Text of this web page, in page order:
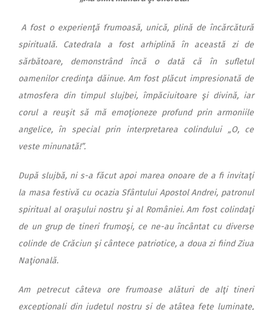
A fost o experienţă frumoasă, unică, plină de încărcătură
spirituală. Catedrala a fost arhiplină în această zi de
sărbătoare, demonstrând încă o dată că în sufletul
oamenilor credinţa dăinue. Am fost plăcut impresionată de
atmosfera din timpul slujbei, împăciuitoare şi divină, iar
corul a reuşit să mă emoţioneze profund prin armoniile
angelice, în special prin interpretarea colindului „O, ce
veste minunată!”.
După slujbă, ni s-a făcut apoi marea onoare de a fi invitaţi
la masa festivă cu ocazia Sfântului Apostol Andrei, patronul
spiritual al oraşului nostru şi al României. Am fost colindaţi
de un grup de tineri frumoşi, ce ne-au încântat cu diverse
colinde de Crăciun şi cântece patriotice, a doua zi fiind Ziua
Naţională.
Am petrecut câteva ore frumoase alături de alţi tineri
excepţionali din judeţul nostru şi de atâtea feţe luminate,